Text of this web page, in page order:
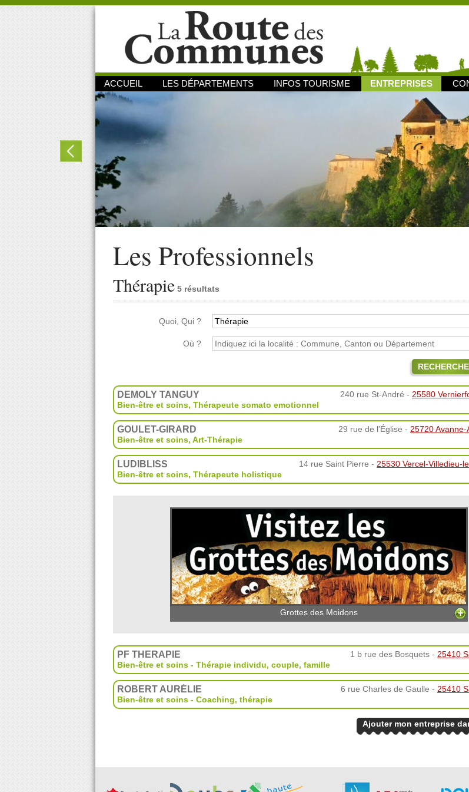
ACCUEIL LES DÉPARTEMENTS INFOS TOURISME ENTREPRISES
Les Professionnels
Thérapie 5 résultats
Quoi, Qui ?
Où ?
DEMOLY TANGUY 240 rue St-André - 25580
Bien-être et soins, Thérapeute somato emotionnel
GOULET-GIRARD 29 rue de l'Église - 25720 Avanne-
Bien-être et soins, Art-Thérapie
LUDIBLISS 14 rue Saint Pierre - 25530 Vercel-Villedieu-
Bien-être et soins, Thérapeute holistique
Grottes des Moidons
PF THERAPIE 1 b rue des Bosquets - 25410
Bien-être et soins - Thérapie individu, couple, famille
ROBERT AURÉLIE 6 rue Charles de Gaulle - 25410
Bien-être et soins - Coaching, thérapie
Ajouter mon entreprise